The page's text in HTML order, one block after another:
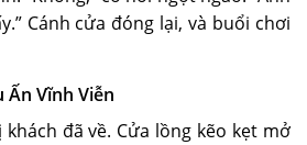
Cánh cửa đóng lại, và buổi chơi
Ấn Vĩnh Viễn
khách đã về. Cửa lồng kẽo kẹt mở